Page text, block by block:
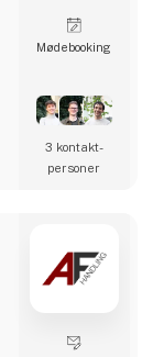
Møde­booking
3 kontakt­
personer